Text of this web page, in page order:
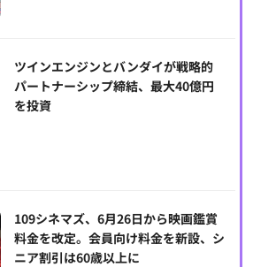
ツインエンジンとバンダイが戦略的
パートナーシップ締結、最大40億円
を投資
109シネマズ、6月26日から映画鑑賞
料金を改定。会員向け料金を新設、シ
ニア割引は60歳以上に